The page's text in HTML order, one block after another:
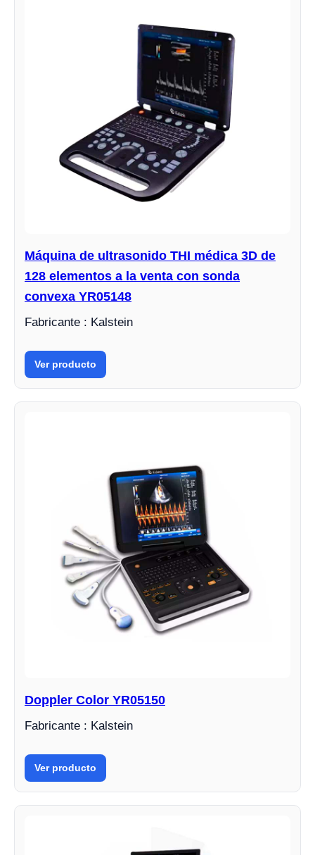
Máquina de ultrasonido THI médica 3D de
128 elementos a la venta con sonda
convexa YR05148
Fabricante : Kalstein
Ver producto
Doppler Color YR05150
Fabricante : Kalstein
Ver producto